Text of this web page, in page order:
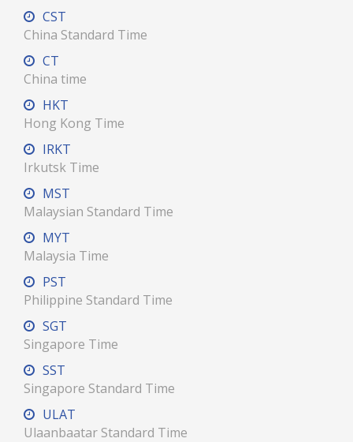
CST
China Standard Time
CT
China time
HKT
Hong Kong Time
IRKT
Irkutsk Time
MST
Malaysian Standard Time
MYT
Malaysia Time
PST
Philippine Standard Time
SGT
Singapore Time
SST
Singapore Standard Time
ULAT
Ulaanbaatar Standard Time